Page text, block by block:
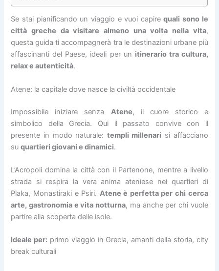
Se stai pianificando un viaggio e vuoi capirequali sono le
città greche da visitare almeno una volta nella vita,
questa guida ti accompagnerà tra le destinazioni urbane più
affascinanti del Paese, ideali per un itinerario tra cultura,
relax e autenticità.
Atene: la capitale dove nasce la civiltà occidentale
Impossibile iniziare senza Atene, il cuore storico e
simbolico della Grecia. Qui il passato convive con il
presente in modo naturale: templi millenari si affacciano
suquartieri giovani e dinamici.
L’Acropoli domina la città con il Partenone, mentre a livello
strada si respira la vera anima ateniese nei quartieri di
Plaka, Monastiraki e Psiri. Atene è perfetta per chi cerca
arte, gastronomia e vita notturna, ma anche per chi vuole
partire alla scoperta delle isole.
Ideale per: primo viaggio in Grecia, amanti della storia, city
break culturali